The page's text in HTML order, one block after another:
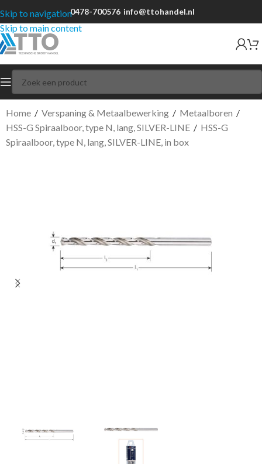
Skip to navigation
Skip to main content
0478-700576 info@ttohandel.nl
Home / Verspaning & Metaalbewerking / Metaalboren /
HSS-G Spiraalboor, type N, lang, SILVER-LINE / HSS-G
Spiraalboor, type N, lang, SILVER-LINE, in box